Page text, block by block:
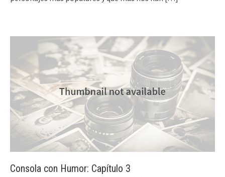
Consola con Humor: Capítulo 3